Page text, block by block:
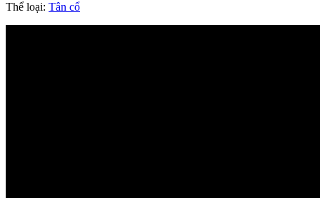
Thể loại: Tân cổ